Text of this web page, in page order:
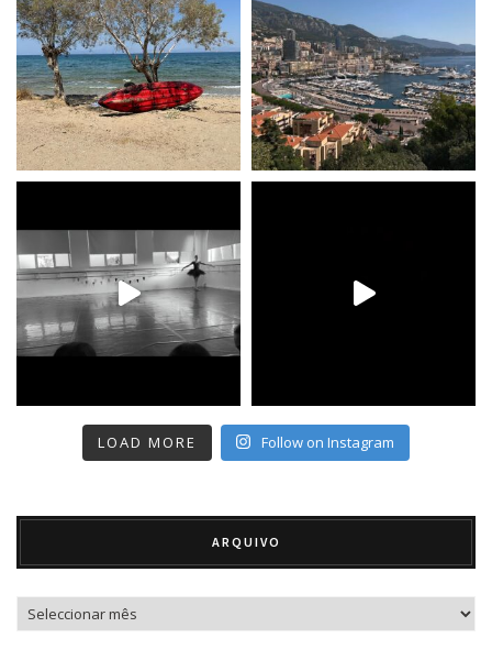
LOAD MORE Follow on Instagram
ARQUIVO
Arquivo